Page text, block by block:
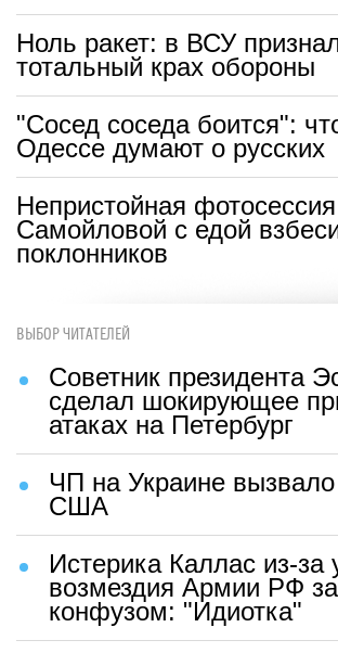
Ноль ракет: в ВСУ
тотальный крах обороны
"Сосед соседа боится":
Одессе думают о русских
Непристойная фотосессия
Самойловой с едой
поклонников
ВЫБОР ЧИТАТЕЛЕЙ
Советник президента
сделал шокирующее
атаках на Петербург
ЧП на Украине
США
Истерика Каллас из-за
возмездия Армии РФ
конфузом: "Идиотка"